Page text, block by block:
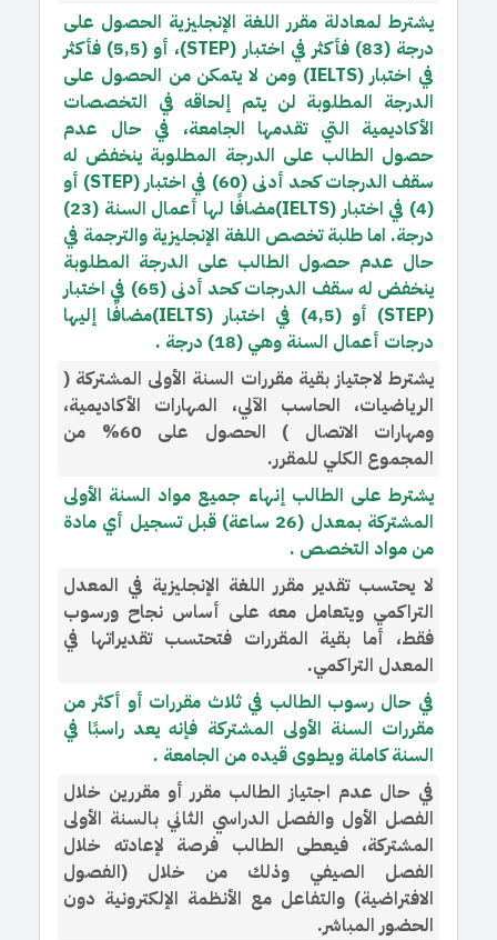
يشترط لمعادلة مقرر اللغة الإنجليزية الحصول على
درجة (83) فأكثر في اختبار (STEP)، أو (5,5) فأكثر
في اختبار (IELTS) ومن لا يتمكن من الحصول على
الدرجة المطلوبة لن يتم إلحاقه في التخصصات
الأكاديمية التي تقدمها الجامعة، في حال عدم
حصول الطالب على الدرجة المطلوبة ينخفض له
سقف الدرجات كحد أدنى (60) في اختبار (STEP) أو
(4) في اختبار (IELTS)مضافًا لها أعمال السنة (23)
درجة. اما طلبة تخصص اللغة الإنجليزية والترجمة في
حال عدم حصول الطالب على الدرجة المطلوبة
ينخفض له سقف الدرجات كحد أدنى (65) في اختبار
(STEP) أو (4,5) في اختبار (IELTS)مضافًا إليها
درجات أعمال السنة وهي (18) درجة .
يشترط لاجتياز بقية مقررات السنة الأولى المشتركة (
الرياضيات، الحاسب الآلي، المهارات الأكاديمية،
ومهارات الاتصال ) الحصول على 60% من
المجموع الكلي للمقرر.
يشترط على الطالب إنهاء جميع مواد السنة الأولى
المشتركة بمعدل (26 ساعة) قبل تسجيل أي مادة
من مواد التخصص .
لا يحتسب تقدير مقرر اللغة الإنجليزية في المعدل
التراكمي ويتعامل معه على أساس نجاح ورسوب
فقط، أما بقية المقررات فتحتسب تقديراتها في
المعدل التراكمي.
في حال رسوب الطالب في ثلاث مقررات أو أكثر من
مقررات السنة الأولى المشتركة فإنه يعد راسبًا في
السنة كاملة ويطوى قيده من الجامعة .
في حال عدم اجتياز الطالب مقرر أو مقررين خلال
الفصل الأول والفصل الدراسي الثاني بالسنة الأولى
المشتركة، فيعطى الطالب فرصة لإعادته خلال
الفصل الصيفي وذلك من خلال (الفصول
الافتراضية) والتفاعل مع الأنظمة الإلكترونية دون
الحضور المباشر.